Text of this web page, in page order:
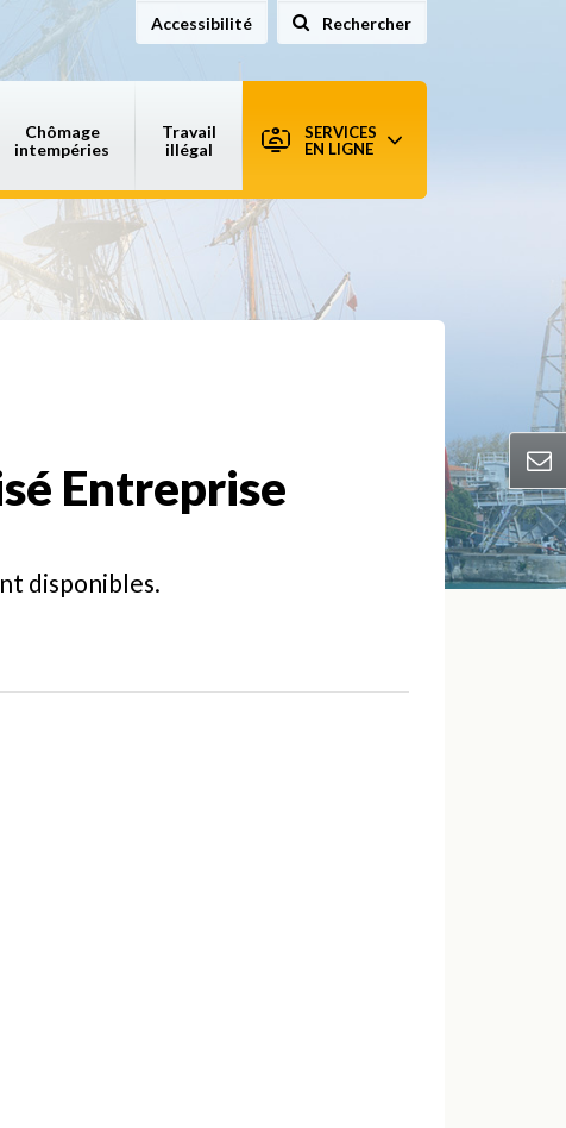
Accessibilité Rechercher
Chômage
intempéries
Travail
illégal
SERVICES
EN LIGNE
Entreprise
disponibles.